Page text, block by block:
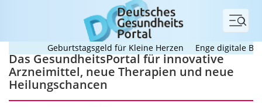
Menü
Geburtstagsgeld für Kleine Herzen Enge digitale
Das GesundheitsPortal für innovative
Arzneimittel, neue Therapien und neue
Heilungschancen